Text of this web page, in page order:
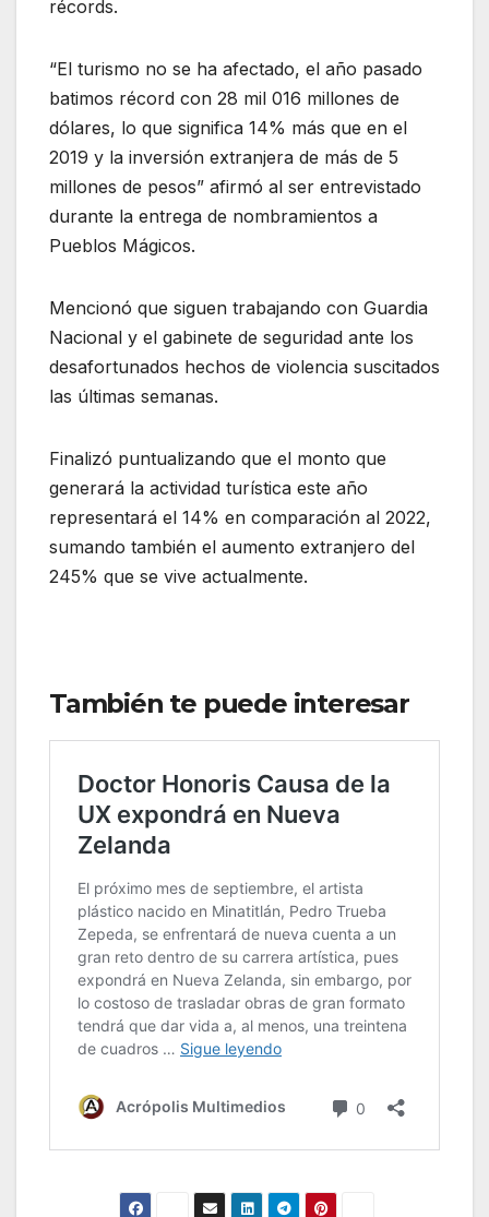
récords.
“El turismo no se ha afectado, el año pasado
batimos récord con 28 mil 016 millones de
dólares, lo que significa 14% más que en el
2019 y la inversión extranjera de más de 5
millones de pesos” afirmó al ser entrevistado
durante la entrega de nombramientos a
Pueblos Mágicos.
Mencionó que siguen trabajando con Guardia
Nacional y el gabinete de seguridad ante los
desafortunados hechos de violencia suscitados
las últimas semanas.
Finalizó puntualizando que el monto que
generará la actividad turística este año
representará el 14% en comparación al 2022,
sumando también el aumento extranjero del
245% que se vive actualmente.
También te puede interesar